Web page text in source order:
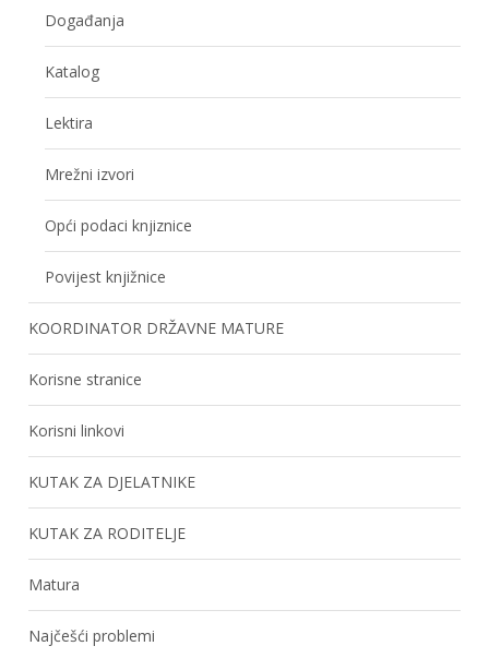
Događanja
Katalog
Lektira
Mrežni izvori
Opći podaci knjiznice
Povijest knjižnice
KOORDINATOR DRŽAVNE MATURE
Korisne stranice
Korisni linkovi
KUTAK ZA DJELATNIKE
KUTAK ZA RODITELJE
Matura
Najčešći problemi